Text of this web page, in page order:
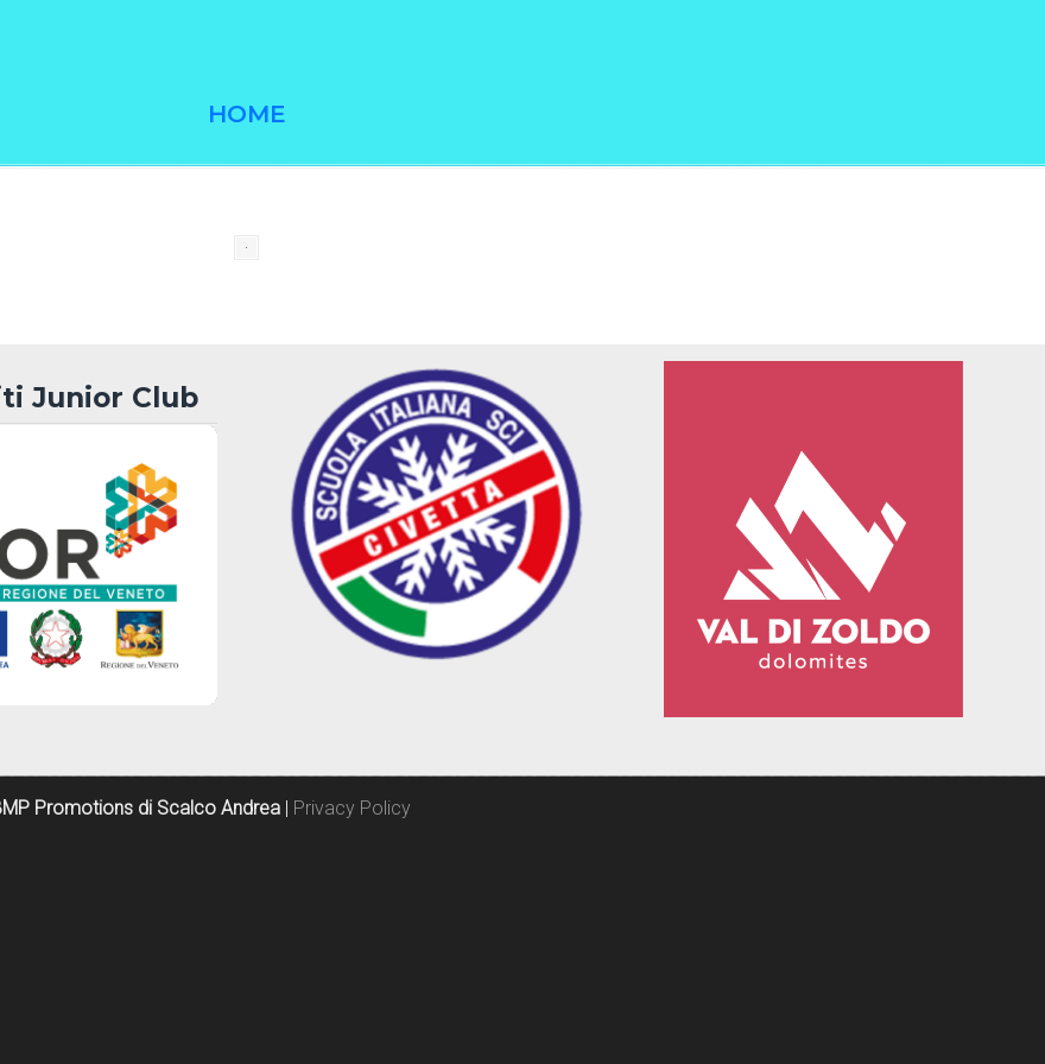
HOME
Junior Club
Promotions di Scalco Andrea | Privacy Policy